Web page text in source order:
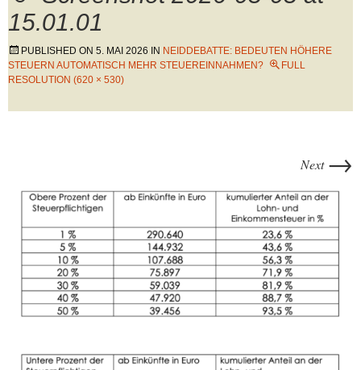
15.01.01
PUBLISHED ON 5. MAI 2026 IN NEIDDEBATTE: BEDEUTEN HÖHERE
STEUERN AUTOMATISCH MEHR STEUEREINNAHMEN?
FULL
RESOLUTION (620 × 530)
Next →